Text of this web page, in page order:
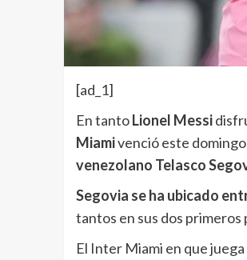
[ad_1]
En tantoLionel Messi
Miamivenció este
venezolano Telasco
Segovia se ha ubicado
tantos en sus dos primeros
El Inter Miami en que